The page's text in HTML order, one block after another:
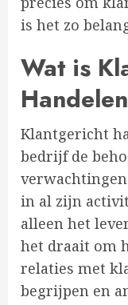
is het zo
Wat is
Klantgericht
bedrijf de
in al zijn
alleen het
het draait om
relaties met
begrijpen en